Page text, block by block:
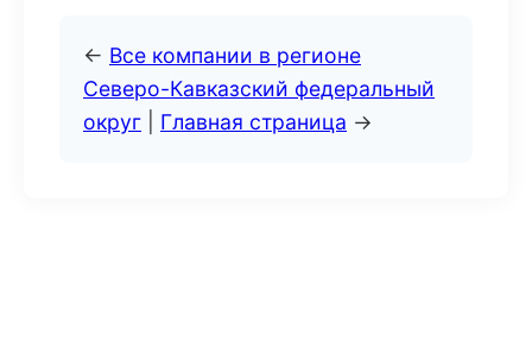
← Все компании в регионе
Северо-Кавказский федеральный
округ
Главная страница →